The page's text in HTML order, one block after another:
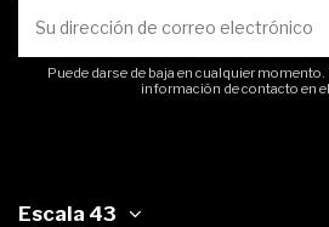
Puede darse de baja en cualquier
información de contacto en
Escala 43